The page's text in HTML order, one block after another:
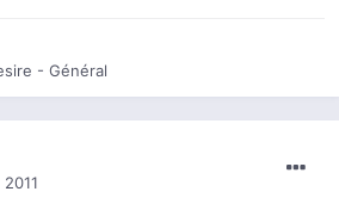
- Général